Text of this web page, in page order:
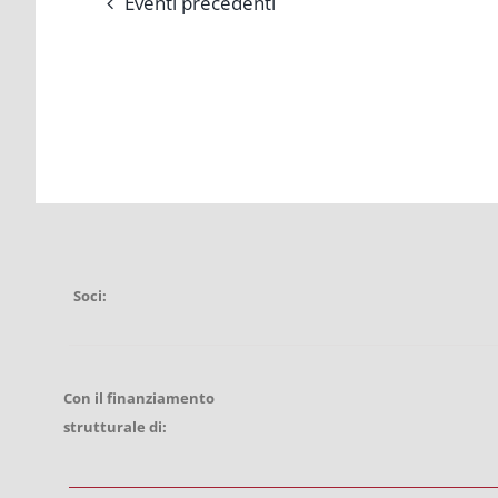
Soci:
Con il finanziamento
strutturale di: